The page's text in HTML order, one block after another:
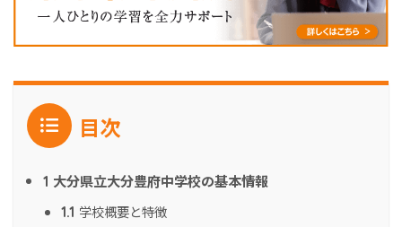
目次
1 大分県立大分豊府中学校の基本情報
1.1 学校概要と特徴